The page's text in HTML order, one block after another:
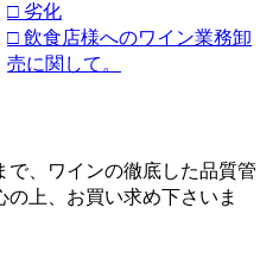
□ 劣化
□ 飲食店様へのワイン業務卸
売に関して。
、ワインの徹底した品質管
上、お買い求め下さいま